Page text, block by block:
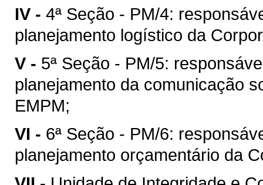
IV - 4ª Seção - PM/4:
planejamento logístico da
V - 5ª Seção - PM/5:
planejamento da comunicação
EMPM;
VI - 6ª Seção - PM/6:
planejamento orçamentário da